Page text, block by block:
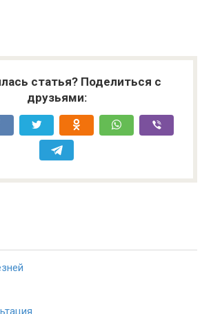
статья? Поделиться с
друзьями: